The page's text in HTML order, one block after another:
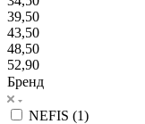
39,50
43,50
48,50
52,90
Бренд
NEFIS (1)